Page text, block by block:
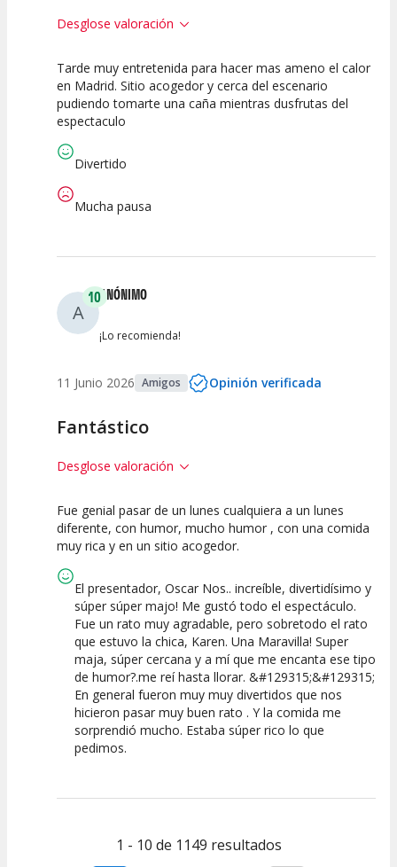
Desglose valoración
10
Calidad del
Espectáculo
10
Puesta en
7.5
Interpretación
Tarde muy entretenida para hacer mas ameno el calor
en Madrid. Sitio acogedor y cerca del escenario
pudiendo tomarte una caña mientras dusfrutas del
espectaculo
Divertido
Mucha pausa
A
10ANÓNIMO
¡Lo recomienda!
11 Junio 2026 Amigos Opinión verificada
Fantástico
Desglose valoración
10
Calidad del
10
Puesta en
10
Interpretación
Fue genial pasar de un lunes cualquiera a un lunes
diferente, con humor, mucho humor , con una comida
muy rica y en un sitio acogedor.
El presentador, Oscar Nos.. increíble, divertidísimo y
súper súper majo! Me gustó todo el espectáculo.
Fue un rato muy agradable, pero sobretodo el rato
que estuvo la chica, Karen. Una Maravilla! Super
maja, súper cercana y a mí que me encanta ese tipo
de humor?.me reí hasta llorar. &#129315;&#129315;
En general fueron muy muy divertidos que nos
hicieron pasar muy buen rato . Y la comida me
sorprendió mucho. Estaba súper rico lo que
pedimos.
1 - 10 de 1149 resultados